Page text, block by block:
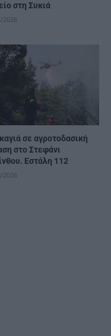
στη Συκιά
2026
σε αγροτοδασική
στο Στεφάνι
Εστάλη 112
2026